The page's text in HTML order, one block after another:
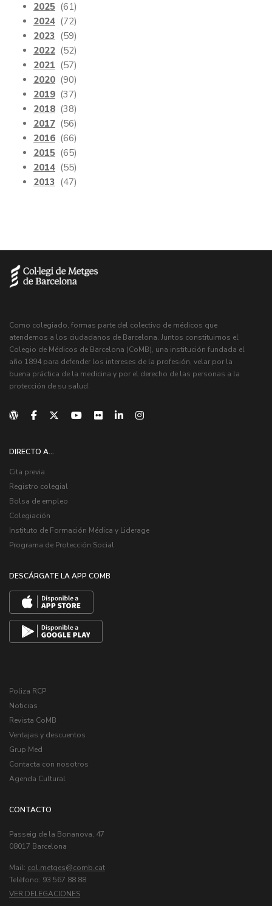
2025 (61)
2024 (72)
2023 (59)
2022 (52)
2021 (57)
2020 (90)
2019 (37)
2018 (38)
2017 (56)
2016 (66)
2015 (65)
2014 (55)
2013 (47)
Como colegiado, formas parte del colectivo de médicos que
atendemos a los ciudadanos de Barcelona. Juntos constituimos el
Colegio de Médicos de Barcelona (CoMB), una institución fundada el
año 1894 para defender los intereses de la profesión, velar por la
buena práctica de la medicina y por el derecho de las personas a la
protección de su salud.
DIRECTO A...
Cita previa
Registro colegial
Bolsa de empleo
Colegiación
Instituto de Formación Médica y Liderage
Programa de Protección Social
DESCÁRGATE LA APP COMB
Poliza RCP
Noticias
Revista CoMB
Ventajas y descuentos
Grup Med
Contacta con nosotros
Agenda Cultural
CONTACTO
Passeig de la Bonanova, 47
08017 Barcelona
Mail: col.metges
Telèfono: 93 567 88 88
VER DELEGACIONES